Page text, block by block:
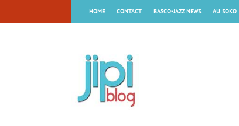
HOME CONTACT BASCO-JAZZ NEWS AU SOKO